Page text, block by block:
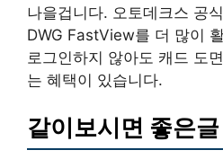
나을겁니다. 오토데크스 공
DWG FastView를 더 많이
로그인하지 않아도 캐드 도
는 혜택이 있습니다.
같이보시면 좋은글